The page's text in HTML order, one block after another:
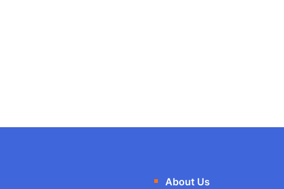
About Us